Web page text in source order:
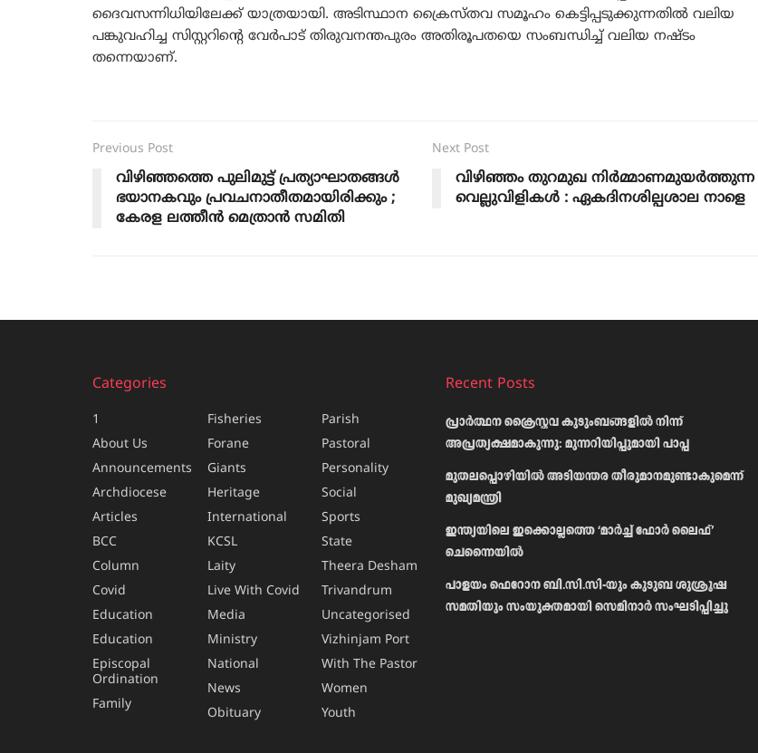
ദൈവസന്നിധിയിലേക്ക് യാത്രയായി. അടിസ്ഥാന ക്രൈസ്തവ സമൂഹം കെട്ടിപ്പടുക്കുന്നതിൽ വലിയ
പങ്കുവഹിച്ച സിസ്റ്ററിന്റെ വേർപാട് തിരുവനന്തപുരം അതിരൂപതയെ സംബന്ധിച്ച് വലിയ നഷ്ടം
തന്നെയാണ്.
Previous Post
വിഴിഞ്ഞത്തെ പുലിമുട്ട് പ്രത്യാഘാതങ്ങൾ
ഭയാനകവും പ്രവചനാതീതമായിരിക്കും ;
കേരള ലത്തീൻ മെത്രാൻ സമിതി
Next Post
വിഴിഞ്ഞം തുറമുഖ നിർമ്മാണമുയർത്തുന്ന
വെല്ലുവിളികൾ : ഏകദിനശില്പശാല നാളെ
Categories
1
About Us
Announcements
Archdiocese
Articles
BCC
Column
Covid
Education
Education
Episcopal
Ordination
Family
Fisheries
Forane
Giants
Heritage
International
KCSL
Laity
Live With Covid
Media
Ministry
National
News
Obituary
Parish
Pastoral
Personality
Social
Sports
State
Theera Desham
Trivandrum
Uncategorised
Vizhinjam Port
With The Pastor
Women
Youth
Recent Posts
പ്രാര്‍ത്ഥന ക്രൈസ്തവ കുടുംബങ്ങളില്‍ നിന്ന്
അപ്രത്യക്ഷമാകുന്നു: മുന്നറിയിപ്പുമായി പാപ്പ
മുതലപ്പൊഴിയിൽ അടിയന്തര തീരുമാനമുണ്ടാകുമെന്ന്
മുഖ്യമന്ത്രി
ഇന്ത്യയിലെ ഇക്കൊല്ലത്തെ ‘മാർച്ച് ഫോർ ലൈഫ്’
ചെന്നൈയിൽ
പാളയം ഫെറോന ബി.സി.സി-യും കുടുബ ശുശ്രൂഷ
സമതിയും സംയുക്തമായി സെമിനാർ സംഘടിപ്പിച്ചു